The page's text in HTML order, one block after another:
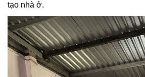
tạo nhà ở.